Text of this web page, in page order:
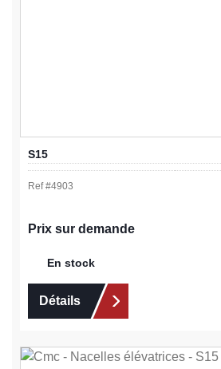
S15
Ref #4903
Prix sur demande
En stock
Détails